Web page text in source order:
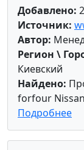
Добавлено:
Источник:
Автор:
Регион \
Киевский
Найдено:
forfour
Подробнее